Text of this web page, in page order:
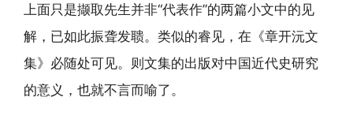
上面只是撷取先生并非“代表作”的两篇小文中的见
解，已如此振聋发聩。类似的睿见，在《章开沅文
集》必随处可见。则文集的出版对中国近代史研究
的意义，也就不言而喻了。